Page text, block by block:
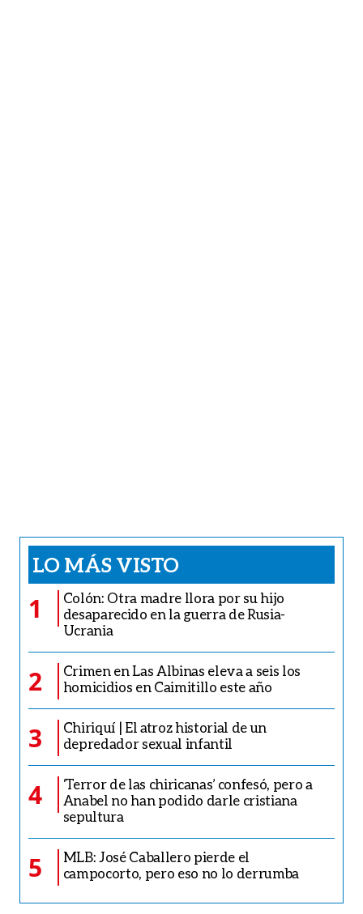
LO MÁS VISTO
1
Colón: Otra madre llora por su hijo
desaparecido en la guerra de Rusia-
Ucrania
2
Crimen en Las Albinas eleva a seis los
homicidios en Caimitillo este año
3
Chiriquí | El atroz historial de un
depredador sexual infantil
4
‘Terror de las chiricanas’ confesó, pero a
Anabel no han podido darle cristiana
sepultura
5
MLB: José Caballero pierde el
campocorto, pero eso no lo derrumba